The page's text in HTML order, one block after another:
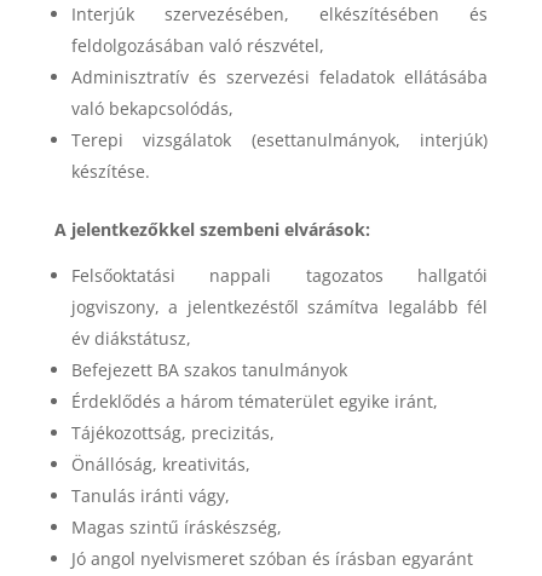
Interjúk szervezésében, elkészítésében és
feldolgozásában való részvétel,
Adminisztratív és szervezési feladatok ellátásába
való bekapcsolódás,
Terepi vizsgálatok (esettanulmányok, interjúk)
készítése.
A jelentkezőkkel szembeni elvárások:
Felsőoktatási nappali tagozatos hallgatói
jogviszony, a jelentkezéstől számítva legalább fél
év diákstátusz,
Befejezett BA szakos tanulmányok
Érdeklődés a három tématerület egyike iránt,
Tájékozottság, precizitás,
Önállóság, kreativitás,
Tanulás iránti vágy,
Magas szintű íráskészség,
Jó angol nyelvismeret szóban és írásban egyaránt